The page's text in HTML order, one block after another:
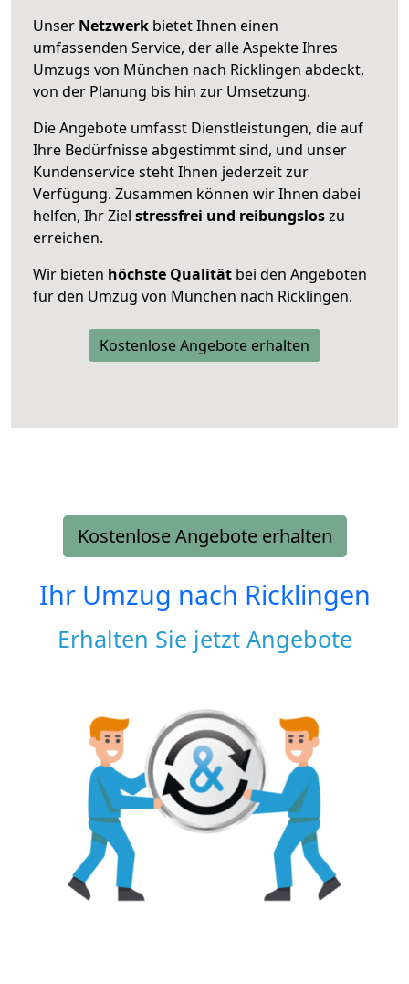
Unser Netzwerk bietet Ihnen einen
umfassenden Service, der alle Aspekte Ihres
Umzugs von München nach Ricklingen abdeckt,
von der Planung bis hin zur Umsetzung.
Die Angebote umfasst Dienstleistungen, die auf
Ihre Bedürfnisse abgestimmt sind, und unser
Kundenservice steht Ihnen jederzeit zur
Verfügung. Zusammen können wir Ihnen dabei
helfen, Ihr Ziel stressfrei und reibungsloszu
erreichen.
Wir bieten höchste Qualität bei den Angeboten
für den Umzug von München nach Ricklingen.
Kostenlose Angebote erhalten
Kostenlose Angebote erhalten
Ihr Umzug nach Ricklingen
Erhalten Sie jetzt Angebote